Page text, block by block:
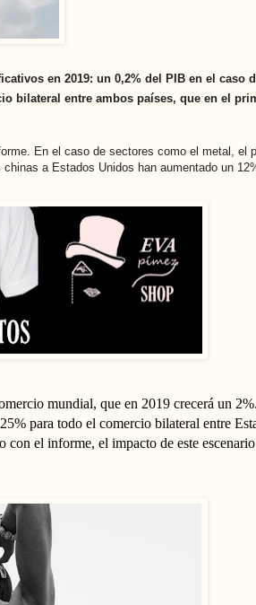
en 2019: un 0,2% del PIB en el caso
bilateral entre ambos países, que en el
En el caso de sectores como el metal, el
a Estados Unidos han aumentado un
mundial, que en 2019 crecerá un
para todo el comercio bilateral entre
el informe, el impacto de este